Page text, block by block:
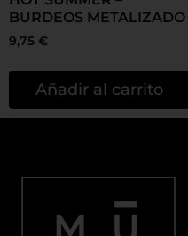
BURDEOS METALIZADO
9,75 €
Añadir al carrito